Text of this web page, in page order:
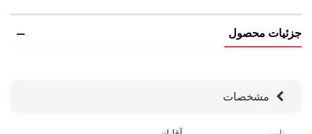
دنبال انتخابی مشترک برای مسیرهای تازه هستید، این گزینه را از
جزئیات محصول
مشخصات